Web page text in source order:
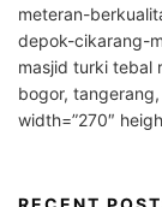
meteran-
depok-cikarang-
masjid turki tebal
bogor,
width=”270″